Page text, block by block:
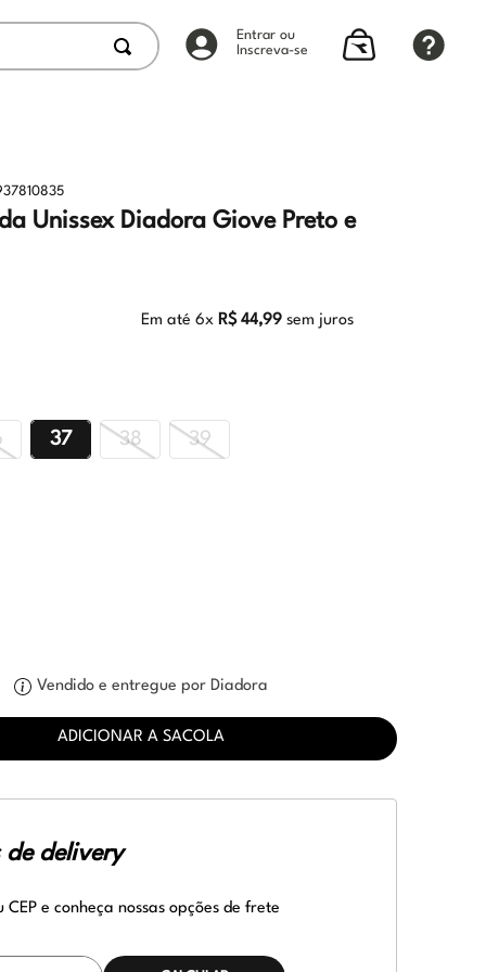
Entrar ou
Inscreva-se
Unissex Diadora Giove Preto e
Em até6xR$ 44,99 sem juros
37 38 39
Vendido e entregue por Diadora
ADICIONAR A SACOLA
de delivery
CEP e conheça nossas opções de frete